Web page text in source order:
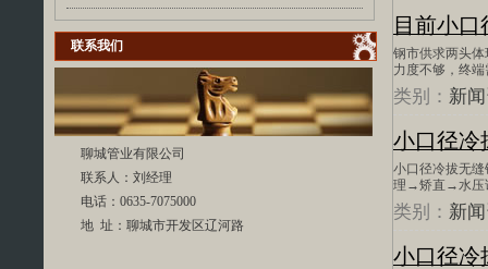
联系我们
聊城管业有限公司
联系人：刘经理
电话：0635-7075000
地 址：聊城市开发区辽河路
目前小
钢市供求两头
力度不够，终
类别： 新
小口径冷
小口径冷拔无
理→矫直→水压
类别： 新
小口径冷